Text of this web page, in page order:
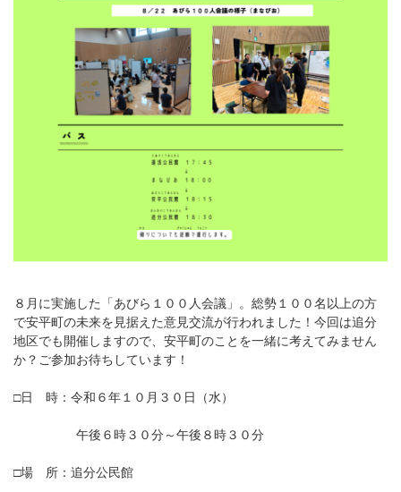
８月に実施した「あびら１００人会議」。総勢１００名以上の方
で安平町の未来を見据えた意見交流が行われました！今回は追分
地区でも開催しますので、安平町のことを一緒に考えてみません
か？ご参加お待ちしています！
□日 時：令和６年１０月３０日（水）
午後６時３０分～午後８時３０分
□場 所：追分公民館